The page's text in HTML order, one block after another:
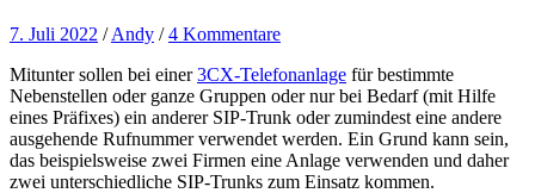
7. Juli 2022 /Andy /4 Kommentare
Mitunter sollen bei einer3CX-Telefonanlage für bestimmte
Nebenstellen oder ganze Gruppen oder nur bei Bedarf (mit Hilfe
eines Präfixes) ein anderer SIP-Trunk oder zumindest eine andere
ausgehende Rufnummer verwendet werden. Ein Grund kann sein,
das beispielsweise zwei Firmen eine Anlage verwenden und daher
zwei unterschiedliche SIP-Trunks zum Einsatz kommen.